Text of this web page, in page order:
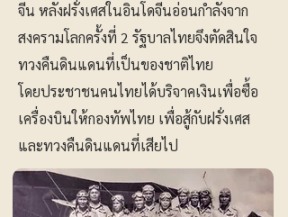
จีน หลังฝรั่งเศสในอินโดจีนอ่อนกำลังจาก
สงครามโลกครั้งที่ 2 รัฐบาลไทยจึงตัดสินใจ
ทวงคืนดินแดนที่เป็นของชาติไทย
โดยประชาชนคนไทยได้บริจาคเงินเพื่อซื้อ
เครื่องบินให้กองทัพไทย เพื่อสู้กับฝรั่งเศส
และทวงคืนดินแดนที่เสียไป